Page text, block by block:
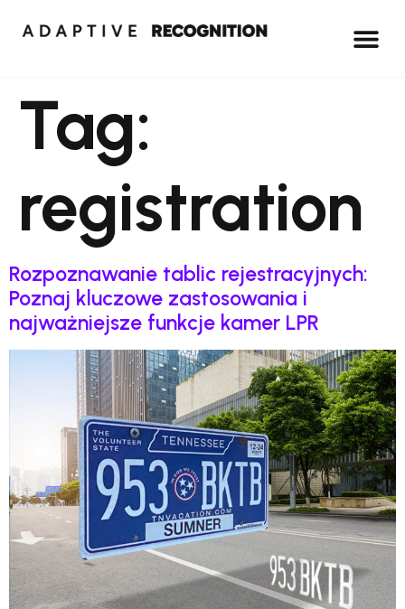
Tag:
registration
Rozpoznawanie tablic rejestracyjnych:
Poznaj kluczowe zastosowania i
najważniejsze funkcje kamer LPR